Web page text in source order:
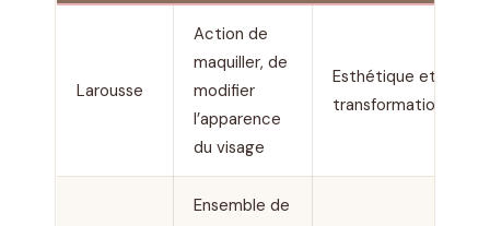
Larousse
Action de
maquiller, de
modifier
l’apparence
du visage
Esthétique et
transformation
Ensemble de